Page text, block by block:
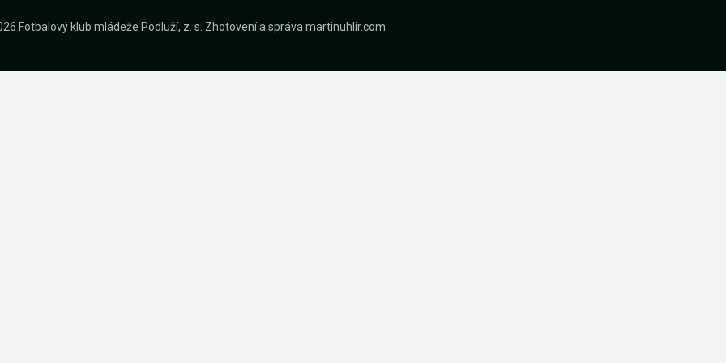
Fotbalový klub mládeže Podluží, z. s. Zhotovení a správamartinuhlir.com